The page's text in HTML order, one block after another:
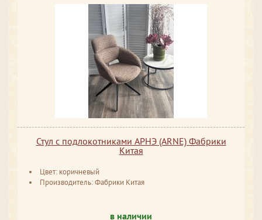
Стул с подлокотниками АРНЭ (ARNE) Фабрики
Китая
Цвет: коричневый
Производитель: Фабрики Китая
в наличии